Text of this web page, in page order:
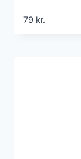
79 kr.